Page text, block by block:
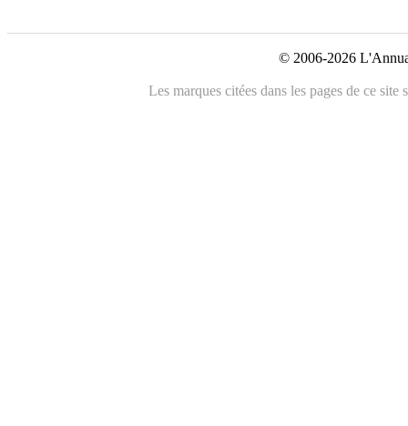
© 2006-2026
Les marques citées dans les pages de ce